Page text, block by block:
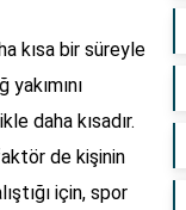
kısa bir süreyle
daha kısadır.
de kişinin
için, spor